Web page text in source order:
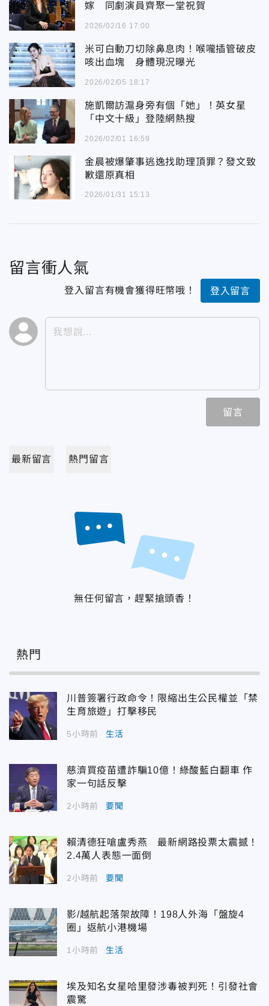
嫁 同劇演員齊聚一堂祝賀
2026/02/16 17:00
米可白動刀切除鼻息肉！喉嚨插管破皮
咳出血塊 身體現況曝光
2026/02/05 18:17
施凱爾訪滬身旁有個「她」！英女星
「中文十級」登陸網熱搜
2026/02/01 16:59
金晨被爆肇事逃逸找助理頂罪？發文致
歉還原真相
2026/01/31 15:13
留言衝人氣
登入留言有機會獲得旺幣哦！ 登入留言
留言
最新留言 熱門留言
無任何留言，趕緊搶頭香！
熱門
川普簽署行政命令！限縮出生公民權並「禁
生育旅遊」打擊移民
5小時前 生活
慈濟買疫苗遭詐騙10億！綠酸藍白翻車 作
家一句話反擊
2小時前 要聞
賴清德狂嗆盧秀燕 最新網路投票太震撼！
2.4萬人表態一面倒
2小時前 要聞
影/越航起落架故障！198人外海「盤旋4
圈」返航小港機場
1小時前 生活
埃及知名女星哈里發涉毒被判死！引發社會
震驚